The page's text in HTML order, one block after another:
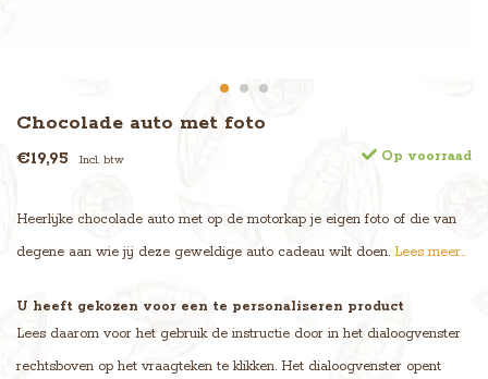
Chocolade auto met foto
€19,95 Incl. btw Op voorraad
Heerlijke chocolade auto met op de motorkap je eigen foto of die van
degene aan wie jij deze geweldige auto cadeau wilt doen. Lees meer..
U heeft gekozen voor een te personaliseren product
Lees daarom voor het gebruik de instructie door in het dialoogvenster
rechtsboven op het vraagteken te klikken. Het dialoogvenster opent